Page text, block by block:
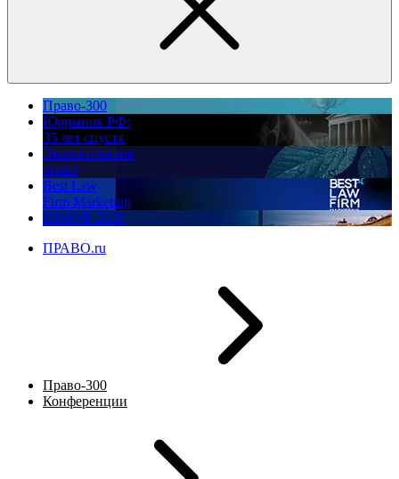
Право-300
Юррынок РФ:
35 лет спустя
Экологическое
право
Best Law
Firm Marketing
ПМЮФ 2026
ПРАВО.ru
Право-300
Конференции